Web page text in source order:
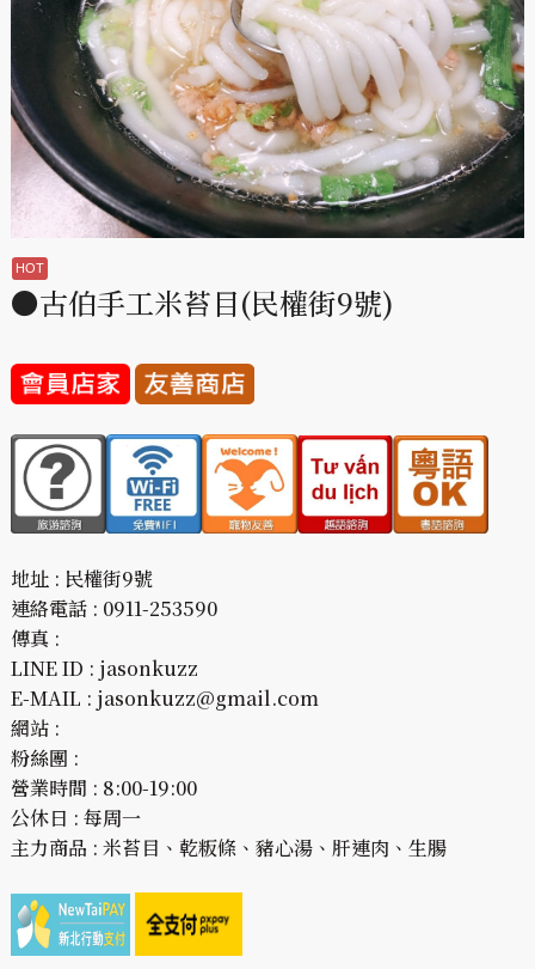
●古伯手工米苔目(民權街9號)
地址 : 民權街9號
連絡電話 : 0911-253590
傳真 :
LINE ID : jasonkuzz
E-MAIL : jasonkuzz@gmail.com
網站 :
粉絲團 :
營業時間 : 8:00-19:00
公休日 : 每周一
主力商品 : 米苔目、乾粄條、豬心湯、肝連肉、生腸